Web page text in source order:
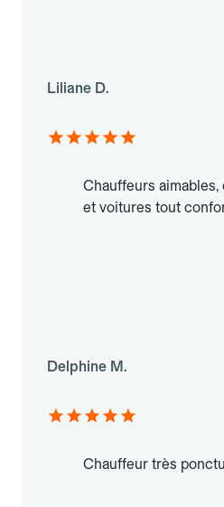
Liliane D.
Chauffeurs
et voitures tout
Delphine M.
Chauffeur très